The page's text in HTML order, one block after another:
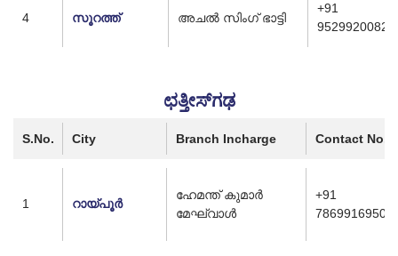
4 സൂറത്ത് അചൽ സിംഗ് ഭാട്ടി
+91
9529920082
ಛತ್ತೀಸ್‌ಗಢ
S.No. City Branch Incharge Contact No.
1 റായ്പൂർ
ഹേമന്ത് കുമാർ
മേഘ്‌വാൾ
+91
7869916950